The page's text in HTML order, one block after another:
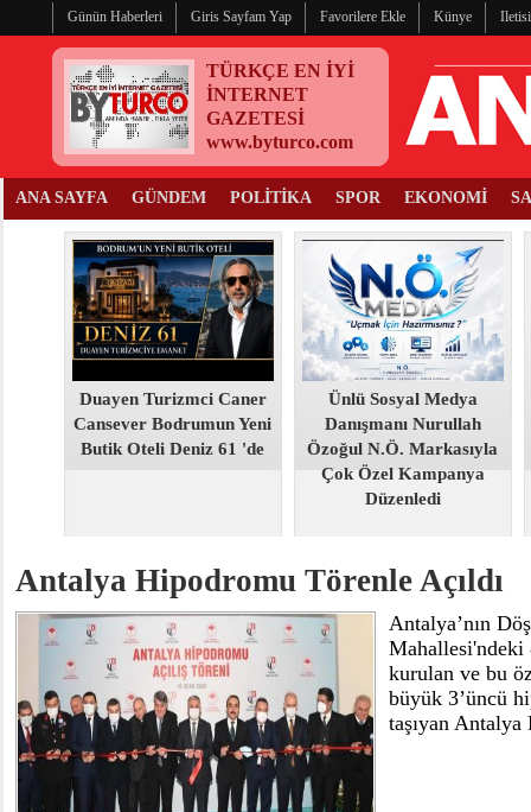
Günün Haberleri Giris Sayfam Yap Favorilere Ekle Künye
TÜRKÇE EN İYİ
İNTERNET
GAZETESİ
www.byturco.com
ANA SAYFA GÜNDEM POLİTİKA SPOR EKONOMİ
Duayen Turizmci Caner
Cansever Bodrumun Yeni
Butik Oteli Deniz 61 'de
Ünlü Sosyal Medya
Danışmanı Nurullah
Özoğul N.Ö. Markasıyla
Çok Özel Kampanya
Düzenledi
Antalya Hipodromu Törenle Açıldı
Antalya’nın
Mahallesi'ndeki
kurulan ve bu
büyük 3’üncü
taşıyan Antalya